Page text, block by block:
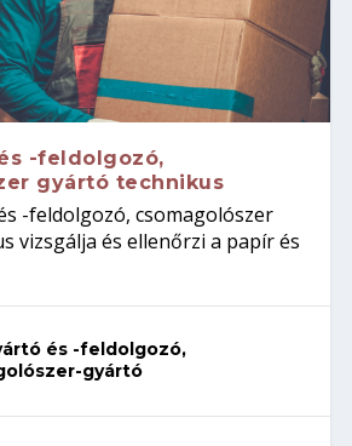
-feldolgozó,
gyártó technikus
-feldolgozó, csomagolószer
vizsgálja és ellenőrzi a papír és
és -feldolgozó,
gyártó